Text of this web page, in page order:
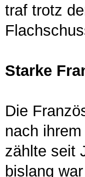
traf trotz
Die
nach
zählte seit
bislang